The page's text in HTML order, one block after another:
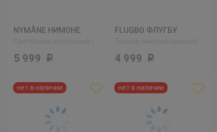
NYMÅNE НИМОНЕ
5 999 Р
FLUGBO ФЛУГБУ
4 999 Р